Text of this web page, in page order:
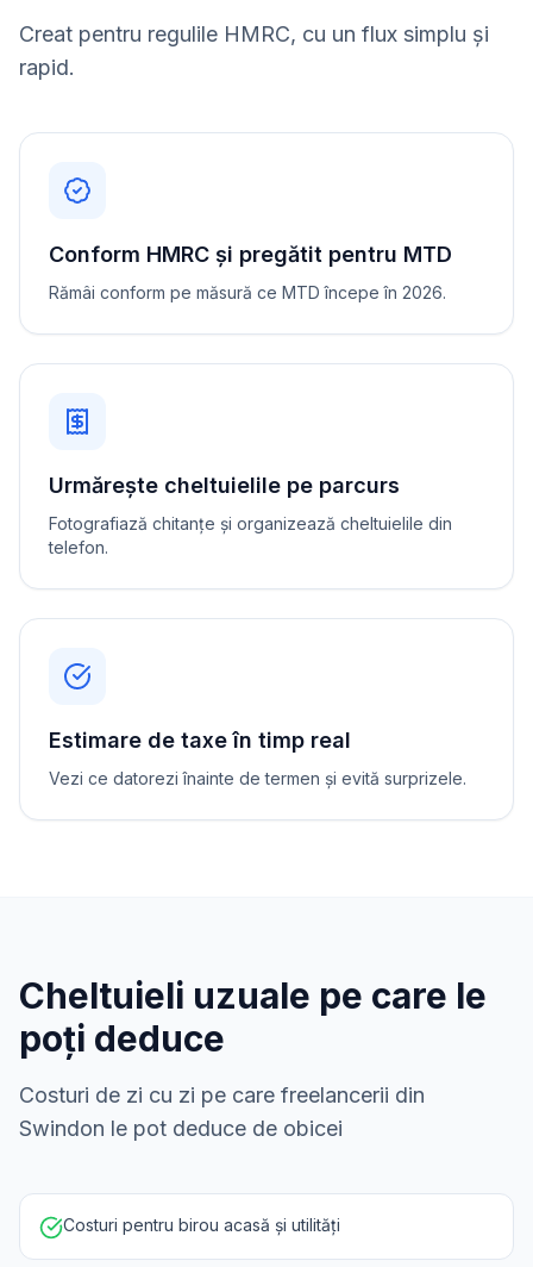
Creat pentru regulile HMRC, cu un flux simplu și
rapid.
Conform HMRC și pregătit pentru MTD
Rămâi conform pe măsură ce MTD începe în 2026.
Urmărește cheltuielile pe parcurs
Fotografiază chitanțe și organizează cheltuielile din
telefon.
Estimare de taxe în timp real
Vezi ce datorezi înainte de termen și evită surprizele.
Cheltuieli uzuale pe care le
poți deduce
Costuri de zi cu zi pe care freelancerii din
Swindon le pot deduce de obicei
Costuri pentru birou acasă și utilități